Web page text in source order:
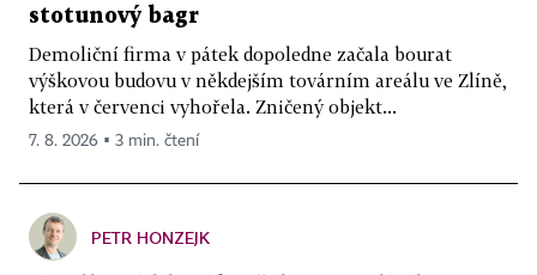
stotunový bagr
Demoliční firma v pátek dopoledne začala bourat
výškovou budovu v někdejším továrním areálu ve Zlíně,
která v červenci vyhořela. Zničený objekt...
7. 8. 2026 ▪ 3 min. čtení
PETR HONZEJK